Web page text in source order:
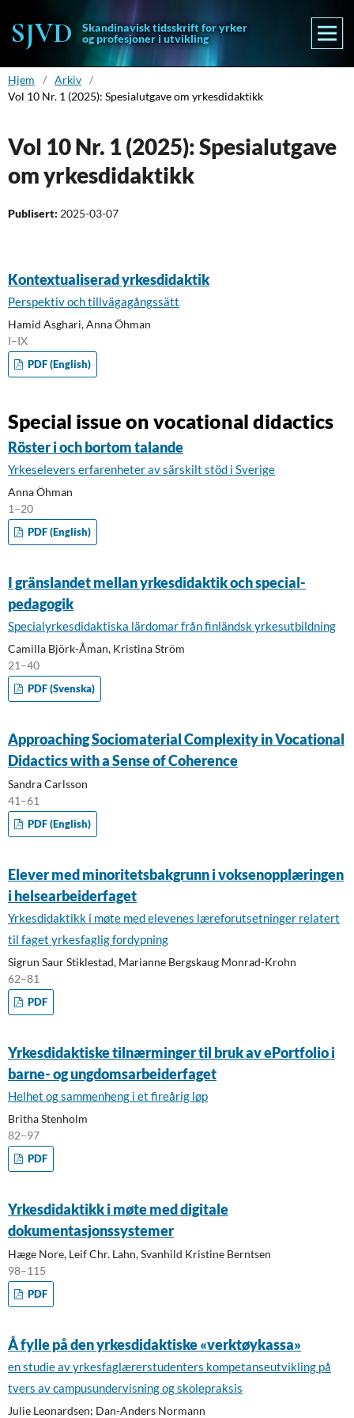
Skandinavisk tidsskrift for yrker
og profesjoner i utvikling
Hjem / Arkiv /
Vol 10 Nr. 1 (2025): Spesialutgave om yrkesdidaktikk
Vol 10 Nr. 1 (2025): Spesialutgave
om yrkesdidaktikk
Publisert: 2025-03-07
Kontextualiserad yrkesdidaktik
Perspektiv och tillvägagångssätt
Hamid Asghari, Anna Öhman
I–IX
PDF (English)
Special issue on vocational didactics
Röster i och bortom talande
Yrkeselevers erfarenheter av särskilt stöd i Sverige
Anna Öhman
1–20
PDF (English)
I gränslandet mellan yrkesdidaktik och special-
pedagogik
Specialyrkesdidaktiska lärdomar från finländsk yrkesutbildning
Camilla Björk-Åman, Kristina Ström
21–40
PDF (Svenska)
Approaching Sociomaterial Complexity in Vocational
Didactics with a Sense of Coherence
Sandra Carlsson
41–61
PDF (English)
Elever med minoritetsbakgrunn i voksenopplæringen
i helsearbeiderfaget
Yrkesdidaktikk i møte med elevenes læreforutsetninger relatert
til faget yrkesfaglig fordypning
Sigrun Saur Stiklestad, Marianne Bergskaug Monrad-Krohn
62–81
PDF
Yrkesdidaktiske tilnærminger til bruk av ePortfolio i
barne- og ungdomsarbeiderfaget
Helhet og sammenheng i et fireårig løp
Britha Stenholm
82–97
PDF
Yrkesdidaktikk i møte med digitale
dokumentasjonssystemer
Hæge Nore, Leif Chr. Lahn, Svanhild Kristine Berntsen
98–115
PDF
Å fylle på den yrkesdidaktiske «verktøykassa»
en studie av yrkesfaglærerstudenters kompetanseutvikling på
tvers av campusundervisning og skolepraksis
Julie Leonardsen; Dan-Anders Normann